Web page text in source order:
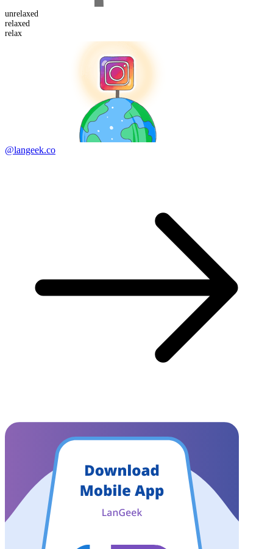
unrelaxed
relaxed
relax
@langeek.co